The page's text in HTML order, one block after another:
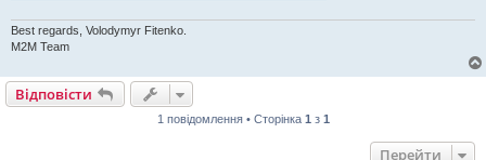
н
н
я
Best regards, Volodymyr Fitenko.
M2M Team
Відповісти
1 повідомлення • Сторінка 1 з 1
Перейти